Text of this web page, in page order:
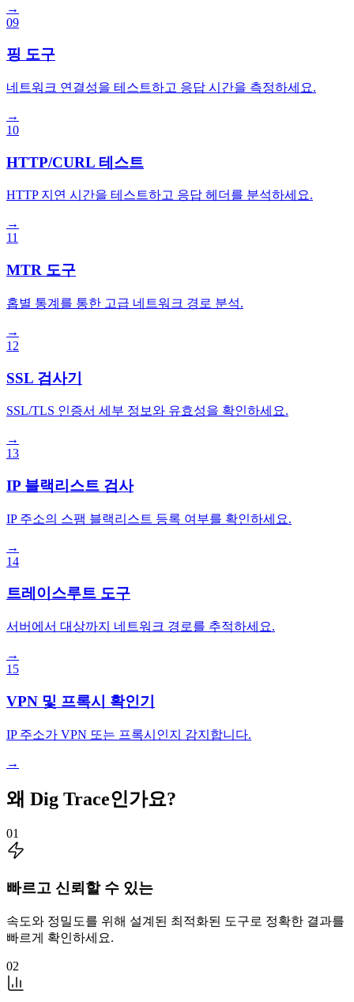
→
09
핑 도구
네트워크 연결성을 테스트하고 응답 시간을 측정하세요.
→
10
HTTP/CURL 테스트
HTTP 지연 시간을 테스트하고 응답 헤더를 분석하세요.
→
11
MTR 도구
홉별 통계를 통한 고급 네트워크 경로 분석.
→
12
SSL 검사기
SSL/TLS 인증서 세부 정보와 유효성을 확인하세요.
→
13
IP 블랙리스트 검사
IP 주소의 스팸 블랙리스트 등록 여부를 확인하세요.
→
14
트레이스루트 도구
서버에서 대상까지 네트워크 경로를 추적하세요.
→
15
VPN 및 프록시 확인기
IP 주소가 VPN 또는 프록시인지 감지합니다.
→
왜 Dig Trace인가요?
01
빠르고 신뢰할 수 있는
속도와 정밀도를 위해 설계된 최적화된 도구로 정확한 결과를
빠르게 확인하세요.
02